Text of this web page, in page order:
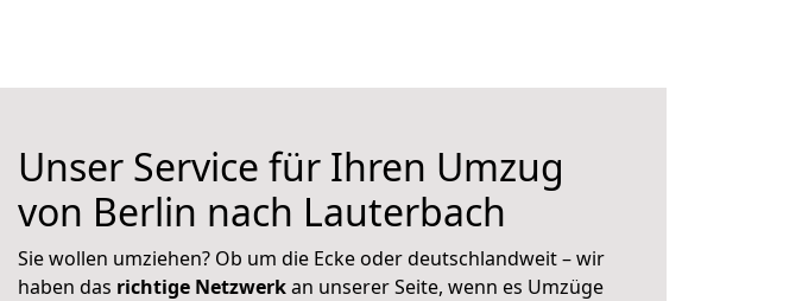
Unser Service für Ihren Umzug
von Berlin nach Lauterbach
Sie wollen umziehen? Ob um die Ecke oder deutschlandweit – wir
haben das richtige Netzwerkan unserer Seite, wenn es Umzüge